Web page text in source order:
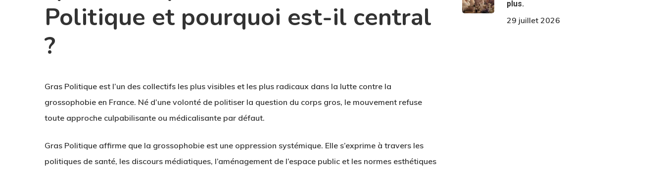
Politique et pourquoi est-il central
?
Gras Politique est l’un des collectifs les plus visibles et les plus radicaux dans la lutte contre la
grossophobie en France. Né d’une volonté de politiser la question du corps gros, le mouvement refuse
toute approche culpabilisante ou médicalisante par défaut.
Gras Politique affirme que la grossophobie est une oppression systémique. Elle s’exprime à travers les
politiques de santé, les discours médiatiques, l’aménagement de l’espace public et les normes esthétiques
plus.
29 juillet 2026